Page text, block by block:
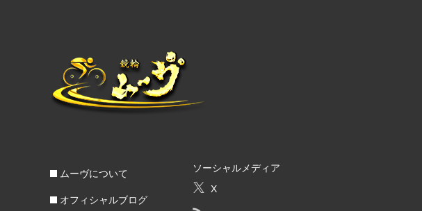
ムーヴについて
オフィシャルブログ
ソーシャルメディア
X